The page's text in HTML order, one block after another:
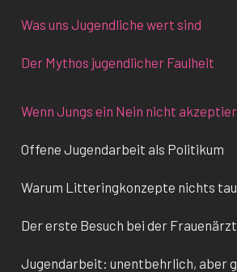
Was uns Jugendliche wert sind
Der Mythos jugendlicher Faulheit
Wenn Jungs ein Nein nicht
Offene Jugendarbeit als Politikum
Warum Litteringkonzepte nichts
Der erste Besuch bei der
Jugendarbeit: unentbehrlich, aber